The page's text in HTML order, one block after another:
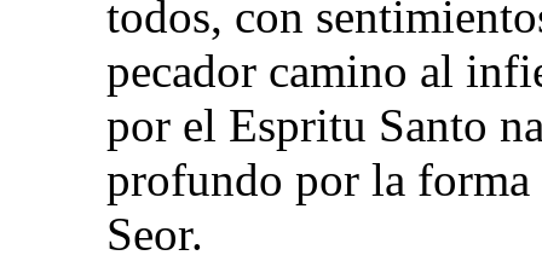
todos, con
pecador camino al
por el Espritu Santo
profundo por la forma
Seor.